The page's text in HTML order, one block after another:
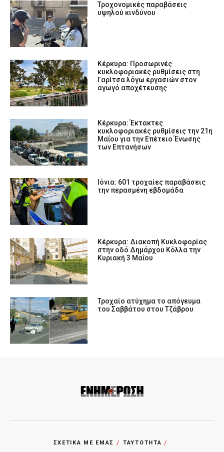
Τροχονομικές παραβάσεις
υψηλού κινδύνου
Κέρκυρα: Προσωρινές
κυκλοφοριακές ρυθμίσεις στη
Γαρίτσα λόγω εργασιών στον
αγωγό αποχέτευσης
Κέρκυρα: Έκτακτες
κυκλοφοριακές ρυθμίσεις την 21η
Μαΐου για την Επέτειο Ένωσης
των Επτανήσων
Ιόνια: 601 τροχαίες παραβάσεις
την περασμένη εβδομάδα
Κέρκυρα: Διακοπή Κυκλοφορίας
στην οδό Δημάρχου Κόλλα την
Κυριακή 3 Μαΐου
Τροχαίο ατύχημα το απόγευμα
του Σαββάτου στου Τζάβρου
ΣΧΕΤΙΚΑ ΜΕ ΕΜΑΣ
ΤΑΥΤΟΤΗΤΑ